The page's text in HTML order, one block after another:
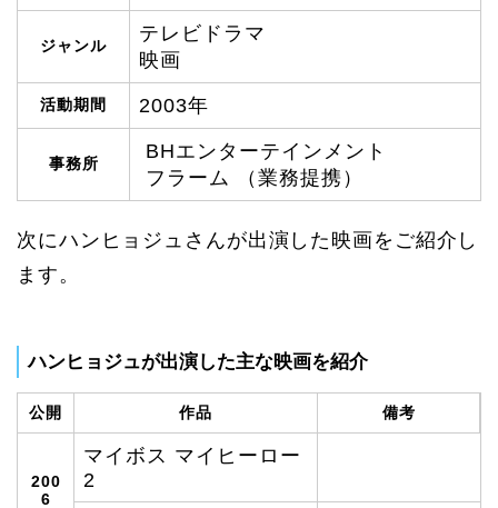
ジャンル
テレビドラマ
映画
活動期間 2003年
事務所
BHエンターテインメント
フラーム （業務提携）
次にハンヒョジュさんが出演した映画をご紹介し
ます。
ハンヒョジュが出演した主な映画を紹介
公開 作品 備考
200
6
マイボス マイヒーロー
2